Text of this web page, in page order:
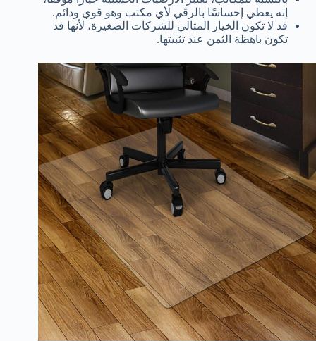
إنه يعطي إحساسًا بالرقي لأي مكتب وهو قوي ودائم.
قد لا تكون الخيار المثالي للشركات الصغيرة، لأنها قد
تكون باهظة الثمن عند تثبيتها.